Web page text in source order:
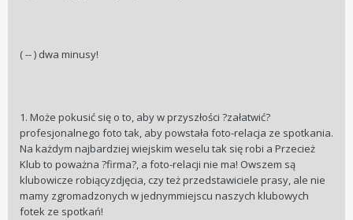
( -- ) dwa minusy!
1. Może pokusić się o to, aby w przyszłości ?załatwić?
profesjonalnego foto tak, aby powstała foto-relacja ze spotkania.
Na każdym najbardziej wiejskim weselu tak się robi a Przecież
Klub to poważna ?firma?, a foto-relacji nie ma! Owszem są
klubowicze robiącyzdjęcia, czy też przedstawiciele prasy, ale nie
mamy zgromadzonych w jednymmiejscu naszych klubowych
fotek ze spotkań!